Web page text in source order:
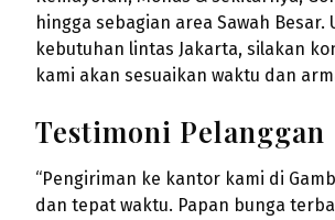
hingga sebagian area Sawah Besar.
kebutuhan lintas Jakarta, silakan
kami akan sesuaikan waktu dan
Testimoni Pelanggan
“Pengiriman ke kantor kami di
dan tepat waktu. Papan bunga